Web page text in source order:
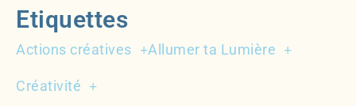
Etiquettes
Actions créatives Allumer ta Lumière
Créativité